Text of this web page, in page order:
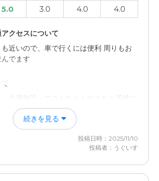
5.0 3.0 4.0 4.0
クセスについて
近いので、車で行くには便利 周りもお
でます
、介護施設ってこんなもんだよなと予算に
続きを見る
投稿日時：2025/11/10
投稿者：うぐいす